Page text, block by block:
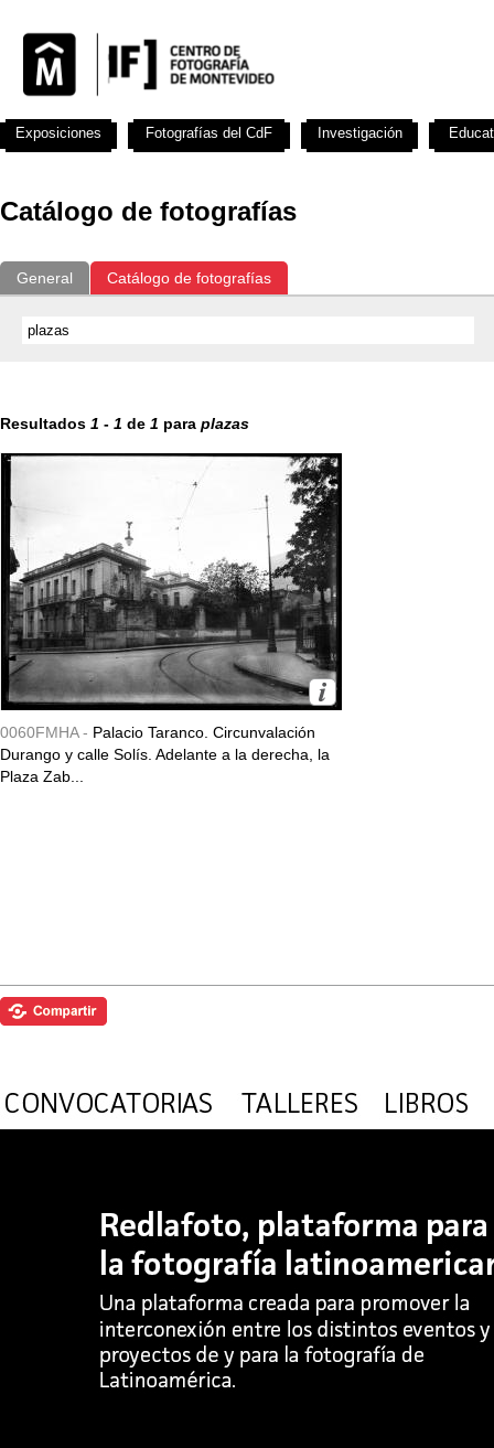
Catálogo de fotografías
General Catálogo de fotografías
Resultados 1 - 1 de 1 para plazas
0060FMHA - Palacio Taranco. Circunvalación
Durango y calle Solís. Adelante a la derecha, la
Plaza Zab...
Exposiciones Fotografías del CdF Investigación